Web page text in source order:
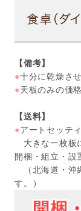
【備考】
●十分に乾燥さ
●天板のみの価
【送料】
●アートセッテ
大きな一枚板
開梱・組立・設
（北海道・沖
す。）